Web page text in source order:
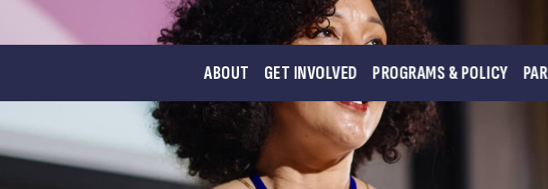
ABOUT GET INVOLVED PROGRAMS & POLICY